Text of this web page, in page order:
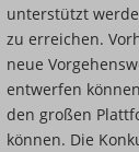
unterstützt
zu erreichen.
neue
entwerfen
den großen
können. Die